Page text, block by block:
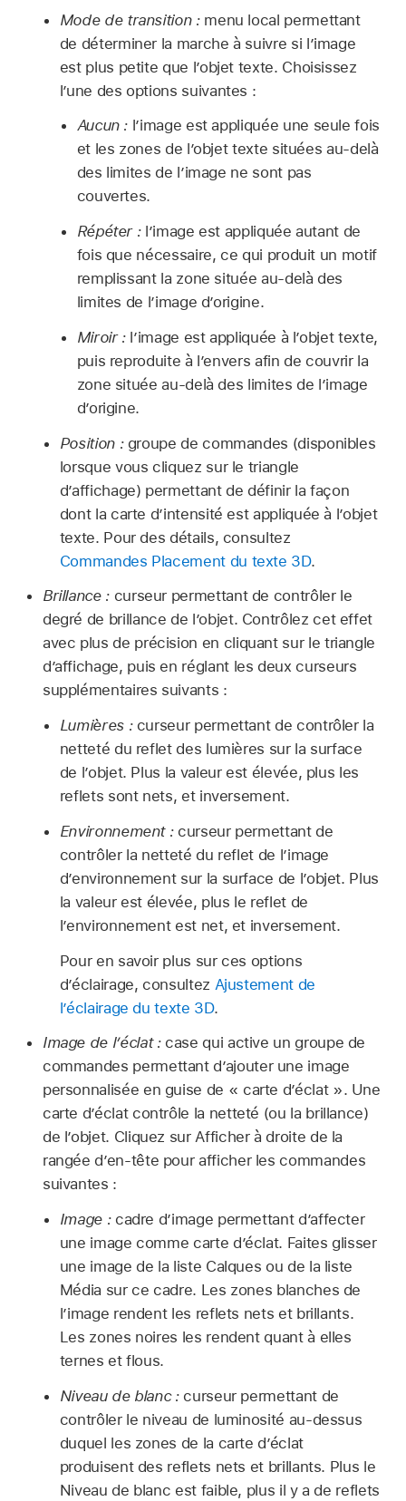
Mode de transition :menu local permettant
de déterminer la marche à suivre si l’image
est plus petite que l’objet texte. Choisissez
l’une des options suivantes :
Aucun : l’image est appliquée une seule fois
et les zones de l’objet texte situées au-delà
des limites de l’image ne sont pas
couvertes.
Répéter :l’image est appliquée autant de
fois que nécessaire, ce qui produit un motif
remplissant la zone située au-delà des
limites de l’image d’origine.
Miroir :l’image est appliquée à l’objet texte,
puis reproduite à l’envers afin de couvrir la
zone située au-delà des limites de l’image
d’origine.
Position :groupe de commandes (disponibles
lorsque vous cliquez sur le triangle
d’affichage) permettant de définir la façon
dont la carte d’intensité est appliquée à l’objet
texte. Pour des détails, consultez
Commandes Placement du texte 3D.
Brillance :curseur permettant de contrôler le
degré de brillance de l’objet. Contrôlez cet effet
avec plus de précision en cliquant sur le triangle
d’affichage, puis en réglant les deux curseurs
supplémentaires suivants :
Lumières :curseur permettant de contrôler la
netteté du reflet des lumières sur la surface
de l’objet. Plus la valeur est élevée, plus les
reflets sont nets, et inversement.
Environnement :curseur permettant de
contrôler la netteté du reflet de l’image
d’environnement sur la surface de l’objet. Plus
la valeur est élevée, plus le reflet de
l’environnement est net, et inversement.
Pour en savoir plus sur ces options
d’éclairage, consultez Ajustement de
l’éclairage du texte 3D.
Image de l’éclat :case qui active un groupe de
commandes permettant d’ajouter une image
personnalisée en guise de « carte d’éclat ». Une
carte d’éclat contrôle la netteté (ou la brillance)
de l’objet. Cliquez sur Afficher à droite de la
rangée d’en-tête pour afficher les commandes
suivantes :
Image :cadre d’image permettant d’affecter
une image comme carte d’éclat. Faites glisser
une image de la liste Calques ou de la liste
Média sur ce cadre. Les zones blanches de
l’image rendent les reflets nets et brillants.
Les zones noires les rendent quant à elles
ternes et flous.
Niveau de blanc :curseur permettant de
contrôler le niveau de luminosité au-dessus
duquel les zones de la carte d’éclat
produisent des reflets nets et brillants. Plus le
Niveau de blanc est faible, plus il y a de reflets